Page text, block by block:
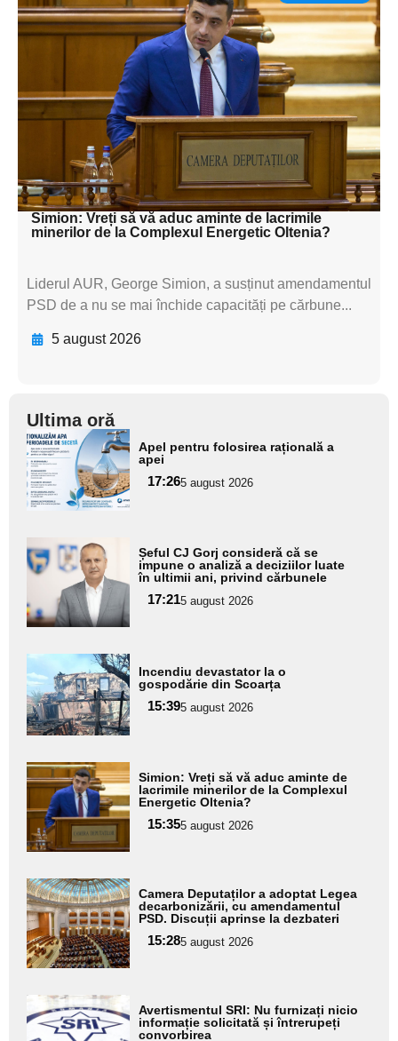
Adaugă aici textul pentru
subtitluAdaugă aici
textul pentru
subtitluAdaugă aici
textul pentru
subtitluAdaugă aici
textul pentru subti
Simion: Vreți să vă aduc aminte de lacrimile
minerilor de la Complexul Energetic Oltenia?
Liderul AUR, George Simion, a susținut amendamentul
PSD de a nu se mai închide capacități pe cărbune...
5 august 2026
Ultima oră
Adaugă
aici textul
pentru
subtitlu
Apel pentru folosirea rațională a
apei
17:265 august 2026
Adaugă
aici textul
pentru
subtitlu
Șeful CJ Gorj consideră că se
impune o analiză a deciziilor luate
în ultimii ani, privind cărbunele
17:215 august 2026
Adaugă
aici textul
pentru
subtitlu
Incendiu devastator la o
gospodărie din Scoarța
15:395 august 2026
Adaugă
aici textul
pentru
subtitlu
Simion: Vreți să vă aduc aminte de
lacrimile minerilor de la Complexul
Energetic Oltenia?
15:355 august 2026
Adaugă
aici textul
pentru
subtitlu
Camera Deputaților a adoptat Legea
decarbonizării, cu amendamentul
PSD. Discuții aprinse la dezbateri
15:285 august 2026
Adaugă
aici textul
Avertismentul SRI: Nu furnizați nicio
informație solicitată și întrerupeți
convorbirea